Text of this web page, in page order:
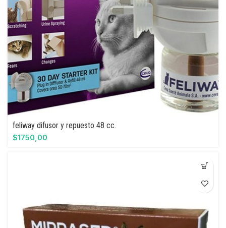
feliway difusor y repuesto 48 cc.
$1750,00